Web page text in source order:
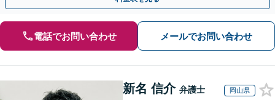
電話でお問い合わせ メールでお問い合わせ
新名 信介 弁護士 岡山県